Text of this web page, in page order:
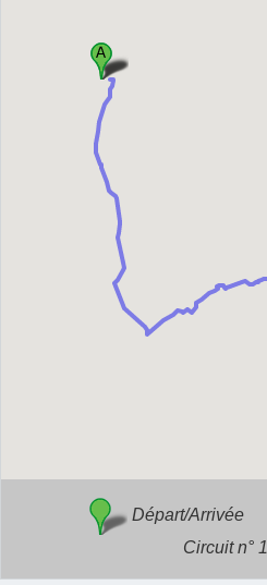
Départ/Arrivée
Circuit n° 1